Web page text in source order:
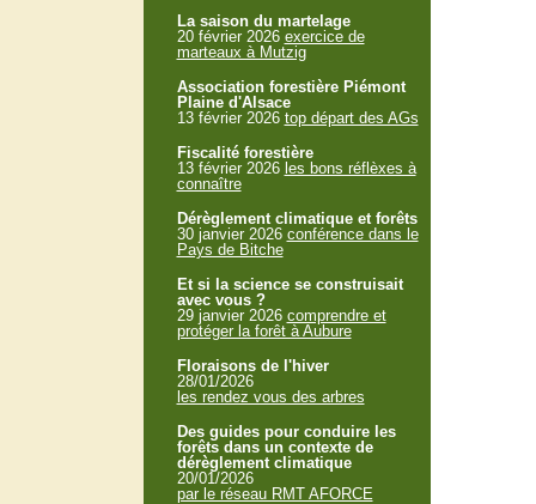
La saison du martelage
20 février 2026 exercice de
marteaux à Mutzig
Association forestière Piémont
Plaine d'Alsace
13 février 2026 top départ des AGs
Fiscalité forestière
13 février 2026 les bons réflèxes à
connaître
Dérèglement climatique et forêts
30 janvier 2026 conférence dans le
Pays de Bitche
Et si la science se construisait
avec vous ?
29 janvier 2026 comprendre et
protéger la forêt à Aubure
Floraisons de l'hiver
28/01/2026
les rendez vous des arbres
Des guides pour conduire les
forêts dans un contexte de
dérèglement climatique
20/01/2026
par le réseau RMT AFORCE